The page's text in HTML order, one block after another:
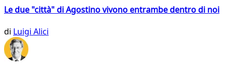
Le due "città" di Agostino vivono entrambe dentro di noi
di Luigi Alici